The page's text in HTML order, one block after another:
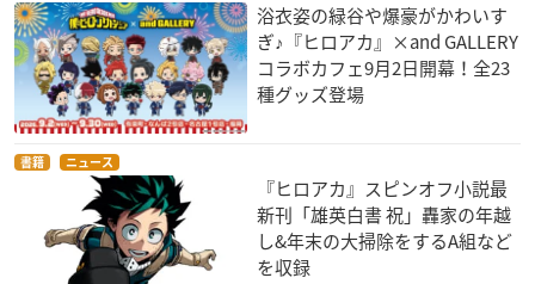
浴衣姿の緑谷や爆豪がかわいす
ぎ♪『ヒロアカ』×and GALLERY
コラボカフェ9月2日開幕！全23
種グッズ登場
書籍 ニュース
『ヒロアカ』スピンオフ小説最
新刊「雄英白書 祝」轟家の年越
し&年末の大掃除をするA組など
を収録